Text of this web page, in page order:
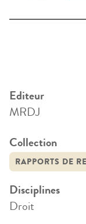
Editeur
MRDJ
Collection
RAPPORTS DE
Disciplines
Droit